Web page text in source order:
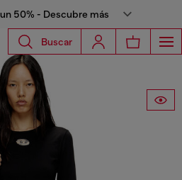
50% - Descubre más
Buscar